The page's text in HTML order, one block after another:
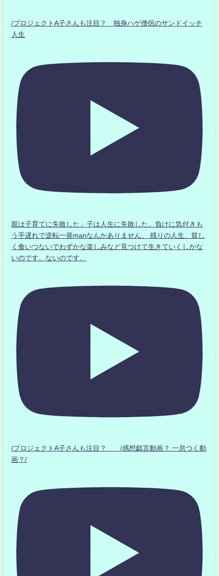
/プロジェクトA子さんも注目？ 独身ハゲ僧侶のサンドイッチ
人生
親は子育てに失敗した」子は人生に失敗した。負けに気付きも
う手遅れで逆転一発manなんかありません、 残りの人生、貧し
く食いつないでわずかな楽しみなど見つけて生きていくしかな
いのです。ないのです。
/プロジェクトA子さんも注目？ /感想戯言動画？.一息つく動
画？/